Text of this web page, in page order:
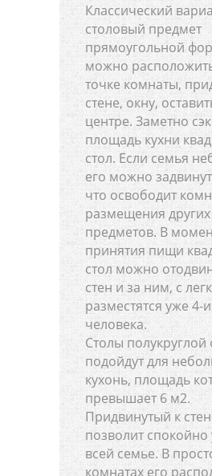
Классический
столовый предмет
прямоугольной
можно
точке комнаты,
стене, окну,
центре. Заметно
площадь кухни
стол. Если семья
его можно
что освободит
размещения
предметов. В
принятия пищи
стол можно
стен и за ним, с
разместятся уже 4-и
человека.
Столы
подойдут для
кухонь, площадь
превышает 6 м2.
Придвинутый к
позволит спокойно
всей семье. В
комнатах его